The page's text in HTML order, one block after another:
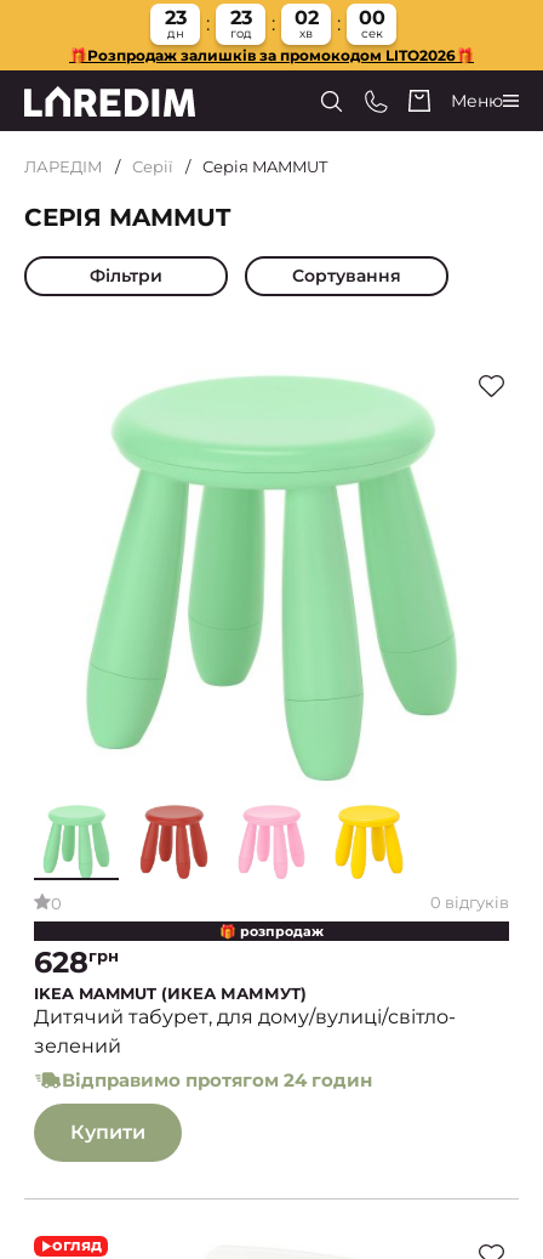
23
дн
23
год
01
хв
59
сек
🎁Розпродаж залишків за промокодом LITO2026🎁
Меню
ЛАРЕДІМ Серії Серія MAMMUT
СЕРІЯ MAMMUT
Фільтри Сортування
0 0 відгуків
🎁 розпродаж
628грн
IKEA MAMMUT (ИКЕА МАММУТ)
Дитячий табурет, для дому/вулиці/світло-
зелений
Відправимо протягом 24 годин
Купити
огляд